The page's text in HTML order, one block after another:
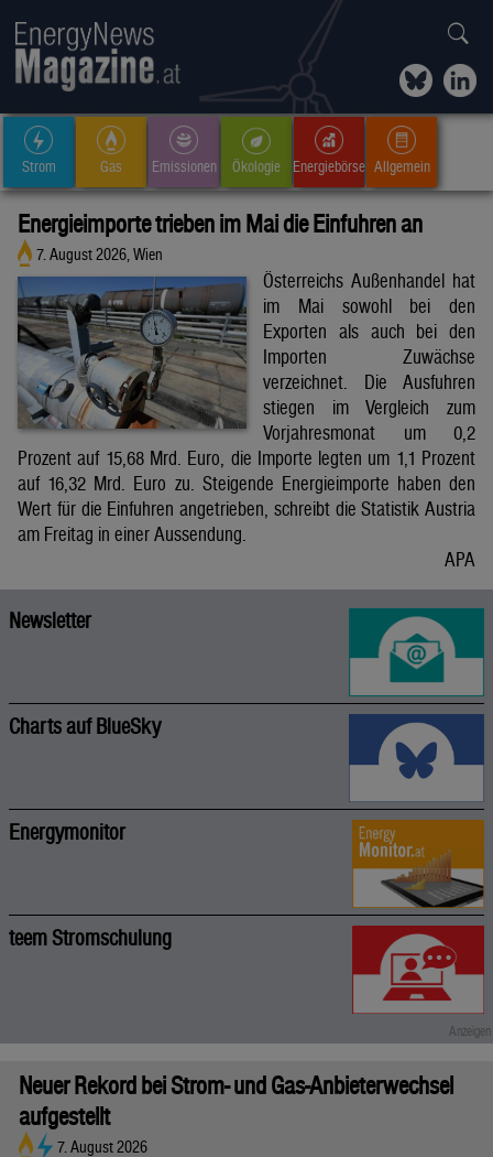
Strom Gas Emissionen Ökologie Energiebörse Allgemein
Energieimporte trieben im Mai die Einfuhren an
7. August 2026, Wien
Österreichs Außenhandel hat
im Mai sowohl bei den
Exporten als auch bei den
Importen Zuwächse
verzeichnet. Die Ausfuhren
stiegen im Vergleich zum
Vorjahresmonat um 0,2
Prozent auf 15,68 Mrd. Euro, die Importe legten um 1,1 Prozent
auf 16,32 Mrd. Euro zu. Steigende Energieimporte haben den
Wert für die Einfuhren angetrieben, schreibt die Statistik Austria
am Freitag in einer Aussendung.
APA
Newsletter
Charts auf BlueSky
Energymonitor
teem Stromschulung
Neuer Rekord bei Strom- und Gas-Anbieterwechsel
aufgestellt
7. August 2026